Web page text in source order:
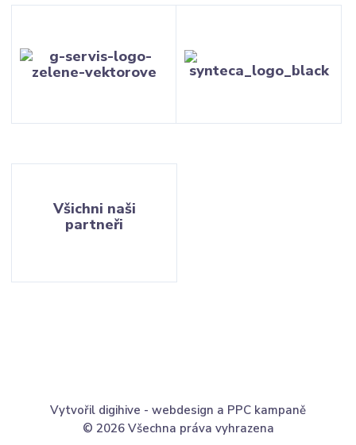
Všichni naši
partneři
© 2026 Všechna práva vyhrazena
Vytvořil digihive - webdesign a PPC kampaně